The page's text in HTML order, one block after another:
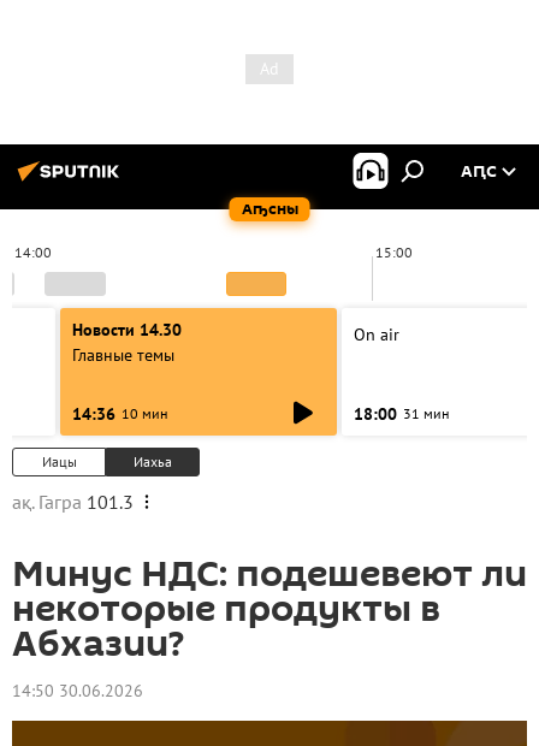
Аҧсны
АԤС
14:00 15:00
Новости 14.30
Главные темы
14:36 10 мин
On air
18:00 31 мин
Иацы Иахьа
ақ. Гагра 101.3
Минус НДС: подешевеют ли
некоторые продукты в
Абхазии?
14:50 30.06.2026